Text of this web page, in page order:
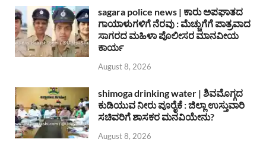
sagara police news | ಕಾರು ಅಪಘಾತದ
ಗಾಯಾಳುಗಳಿಗೆ ನೆರವು : ಮೆಚ್ಚುಗೆಗೆ ಪಾತ್ರವಾದ
ಸಾಗರದ ಮಹಿಳಾ ಪೊಲೀಸರ ಮಾನವೀಯ
ಕಾರ್ಯ
August 8, 2026
shimoga drinking water | ಶಿವಮೊಗ್ಗದ
ಕುಡಿಯುವ ನೀರು ಪೂರೈಕೆ : ಜಿಲ್ಲಾ ಉಸ್ತುವಾರಿ
ಸಚಿವರಿಗೆ ಶಾಸಕರ ಮನವಿಯೇನು?
August 8, 2026